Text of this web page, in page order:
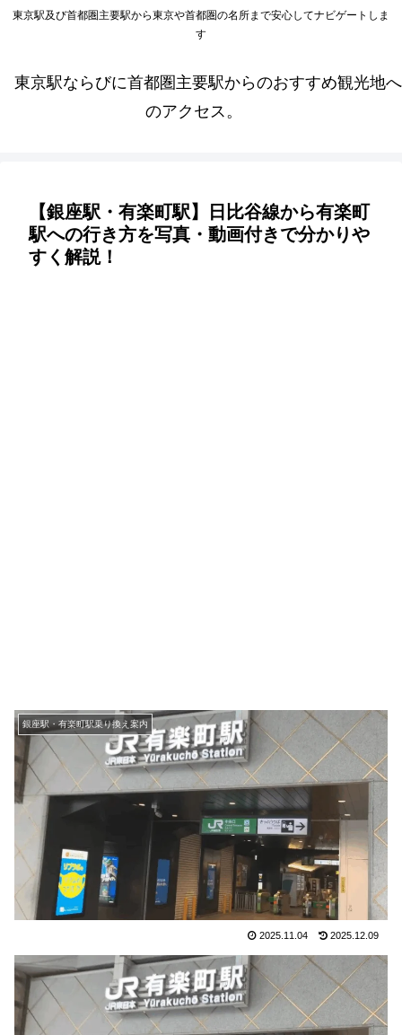
東京駅及び首都圏主要駅から東京や首都圏の名所まで安心してナビゲートしま
す
東京駅ならびに首都圏主要駅からのおすすめ観光地へ
のアクセス。
【銀座駅・有楽町駅】日比谷線から有楽町
駅への行き方を写真・動画付きで分かりや
すく解説！
銀座駅・有楽町駅乗り換え案内
2025.11.04 2025.12.09